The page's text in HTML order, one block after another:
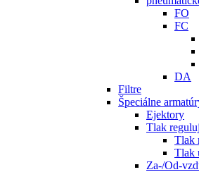
FO
FC
DA
Filtre
Špeciálne
Ejektory
Tlak
Tlak
Tlak
Za-/Od-